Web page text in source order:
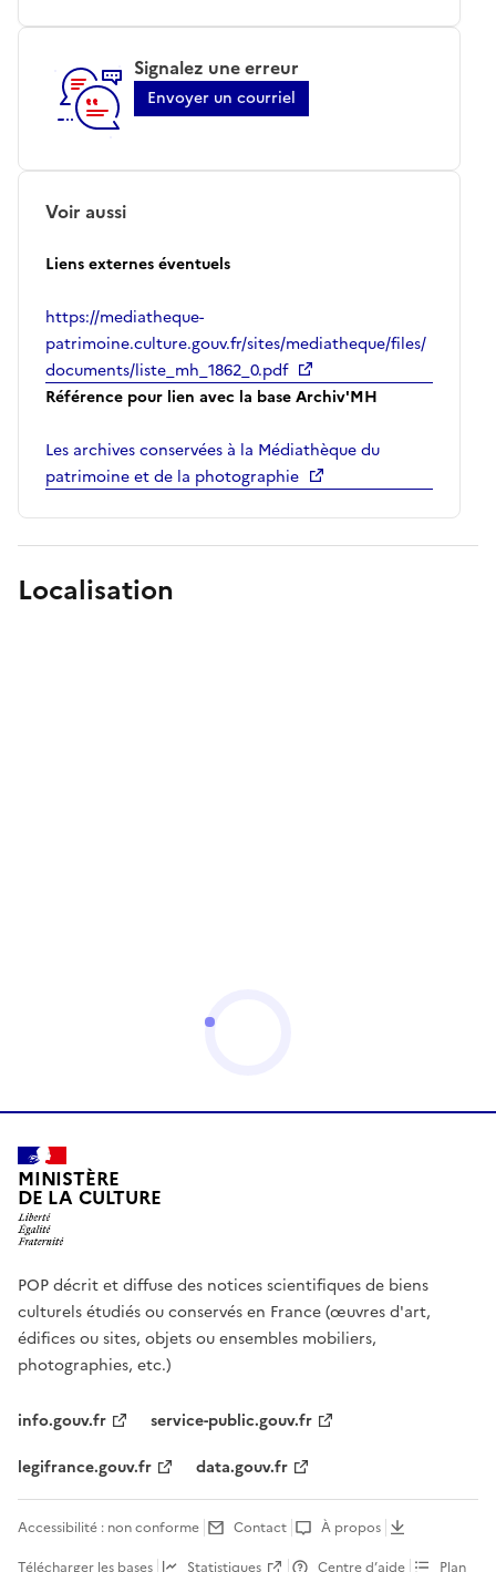
Signalez une erreur
Envoyer un courriel
Voir aussi
Liens externes éventuels
https://mediatheque-
patrimoine.culture.gouv.fr/sites/mediatheque/files/
documents/liste_mh_1862_0.pdf
Référence pour lien avec la base Archiv'MH
Les archives conservées à la Médiathèque du
patrimoine et de la photographie
Localisation
MINISTÈRE
DE LA CULTURE
POP décrit et diffuse des notices scientifiques de biens
culturels étudiés ou conservés en France (œuvres d'art,
édifices ou sites, objets ou ensembles mobiliers,
photographies, etc.)
info.gouv.fr
service-public.gouv.fr
legifrance.gouv.fr
data.gouv.fr
Accessibilité : non conforme Contact
À propos
Télécharger les bases
Statistiques Centre d’aide Plan